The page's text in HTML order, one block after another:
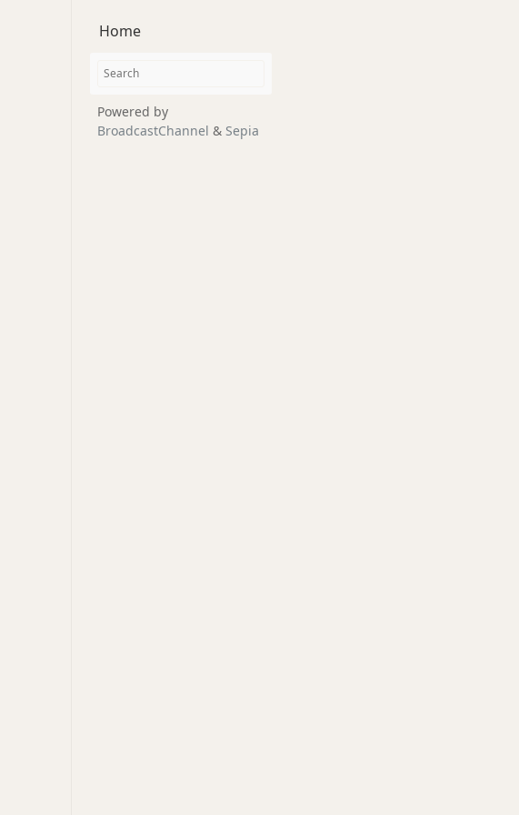
Home
Powered by
BroadcastChannel & Sepia